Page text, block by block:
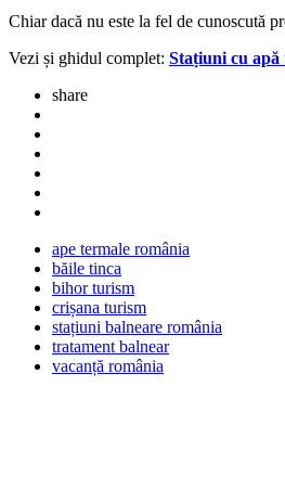
Chiar dacă nu este la fel de cunoscută
Vezi și ghidul complet: Stațiuni cu
share
ape termale românia
băile tinca
bihor turism
crișana turism
stațiuni balneare românia
tratament balnear
vacanță românia